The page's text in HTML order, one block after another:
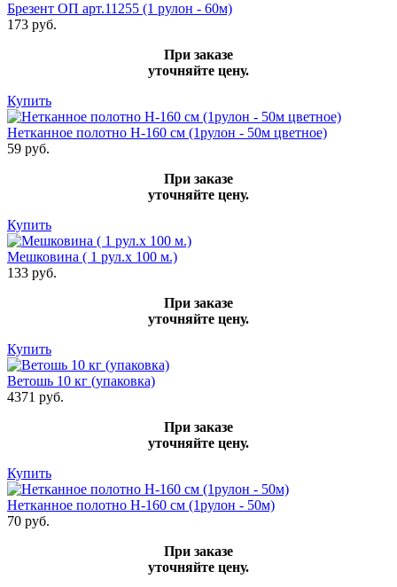
Брезент ОП арт.11255 (1 рулон - 60м)
173 руб.
При заказе
уточняйте цену.
Купить
Нетканное полотно Н-160 см (1рулон - 50м цветное)
59 руб.
При заказе
уточняйте цену.
Купить
Мешковина ( 1 рул.х 100 м.)
133 руб.
При заказе
уточняйте цену.
Купить
Ветошь 10 кг (упаковка)
4371 руб.
При заказе
уточняйте цену.
Купить
Нетканное полотно Н-160 см (1рулон - 50м)
70 руб.
При заказе
уточняйте цену.